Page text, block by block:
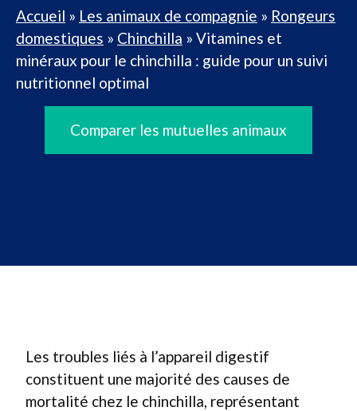
Accueil » Les animaux de compagnie » Rongeurs
domestiques » Chinchilla » Vitamines et
minéraux pour le chinchilla : guide pour un suivi
nutritionnel optimal
Comparer les mutuelles animaux
Les troubles liés à l’appareil digestif
constituent une majorité des causes de
mortalité chez le chinchilla, représentant